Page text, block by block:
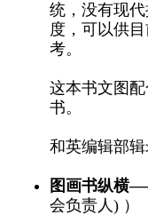
统，没有现
度，可以供
考。
这本书文图
书。
和英编辑部
图画书纵横
会负责人) ）